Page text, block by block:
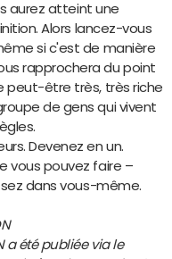
aurez atteint une
Alors lancez-vous
si c'est de manière
rapprochera du point
peut-être très, très riche
de gens qui vivent
Devenez en un.
vous pouvez faire –
dans vous-même.
a été publiée via le